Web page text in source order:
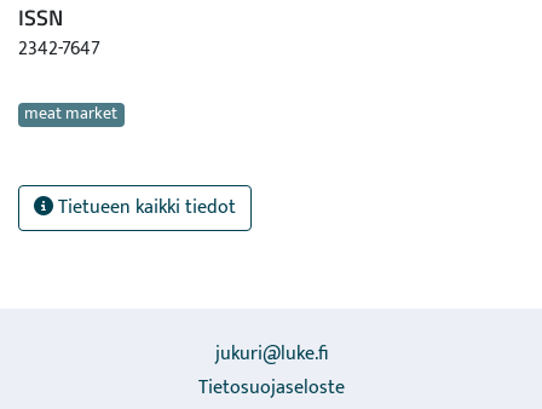
ISSN
2342-7647
Avainsanat
meat market
Tietueen kaikki tiedot
jukuri@luke.fi
Tietosuojaseloste